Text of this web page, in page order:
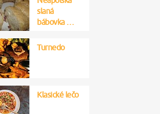
slaná
bábovka …
Klasické lečo
Turnedo